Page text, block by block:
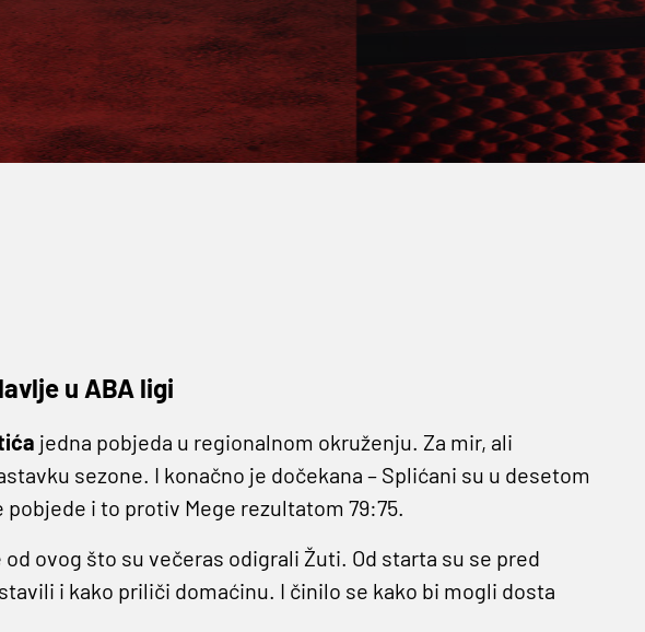
u ABA ligi
jedna pobjeda u regionalnom okruženju. Za mir, ali
sezone. I konačno je dočekana – Splićani su u desetom
i to protiv Mege rezultatom 79:75.
ovog što su večeras odigrali Žuti. Od starta su se pred
i kako priliči domaćinu. I činilo se kako bi mogli dosta